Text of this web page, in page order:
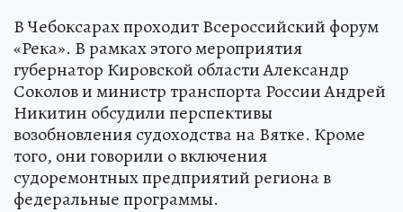
В Чебоксарах проходит Всероссийский форум
«Река». В рамках этого мероприятия
губернатор Кировской области Александр
Соколов и министр транспорта России Андрей
Никитин обсудили перспективы
возобновления судоходства на Вятке. Кроме
того, они говорили о включения
судоремонтных предприятий региона в
федеральные программы.